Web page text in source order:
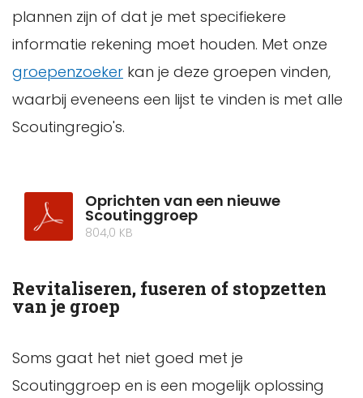
plannen zijn of dat je met specifiekere
informatie rekening moet houden. Met onze
groepenzoeker kan je deze groepen vinden,
waarbij eveneens een lijst te vinden is met alle
Scoutingregio's.
Oprichten van een nieuwe
Scoutinggroep
804,0 KB
Revitaliseren, fuseren of stopzetten
van je groep
Soms gaat het niet goed met je
Scoutinggroep en is een mogelijk oplossing